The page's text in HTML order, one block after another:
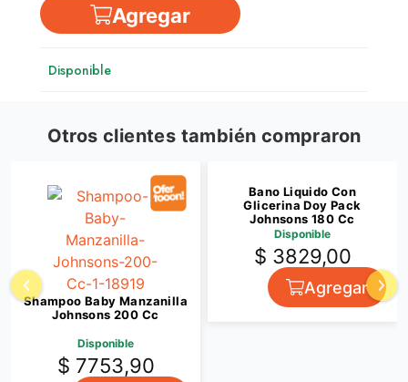
Agregar
Disponible
Otros clientes también compraron
Shampoo Baby Manzanilla
Johnsons 200 Cc
Disponible
$ 7753,90
Bano Liquido Con
Glicerina Doy Pack
Johnsons 180 Cc
Disponible
$ 3829,00
Agregar